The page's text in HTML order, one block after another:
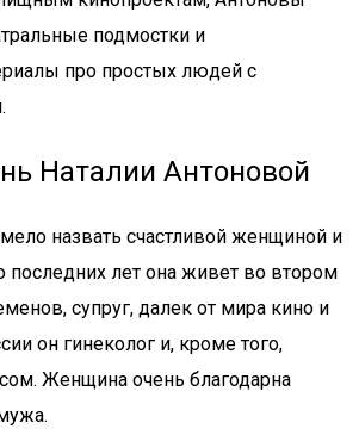
подмостки и
про простых людей с
Наталии Антоновой
назвать счастливой женщиной и
последних лет она живет во втором
супруг, далек от мира кино и
он гинеколог и, кроме того,
Женщина очень благодарна